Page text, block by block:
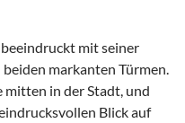
mit seiner
markanten Türmen.
mitten in der Stadt, und
Blick auf